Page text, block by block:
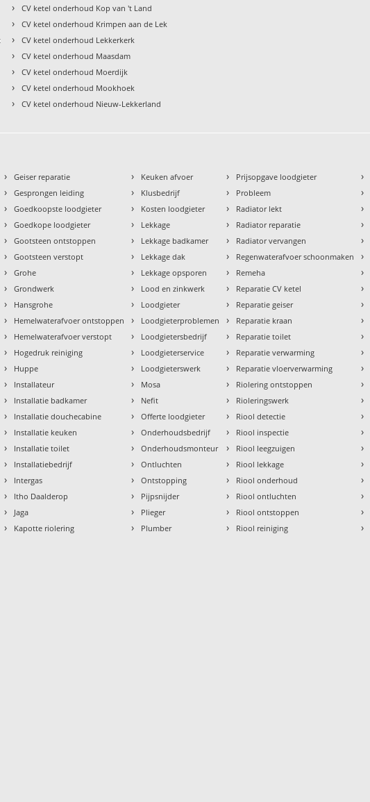
› CV ketel onderhoud Kop van 't Land
› CV ketel onderhoud Krimpen aan de Lek
› CV ketel onderhoud Lekkerkerk
› CV ketel onderhoud Maasdam
› CV ketel onderhoud Moerdijk
› CV ketel onderhoud Mookhoek
› CV ketel onderhoud Nieuw-Lekkerland
› Geiser reparatie
› Gesprongen leiding
› Goedkoopste loodgieter
› Goedkope loodgieter
› Gootsteen ontstoppen
› Gootsteen verstopt
› Grohe
› Grondwerk
› Hansgrohe
› Hemelwaterafvoer ontstoppen
› Hemelwaterafvoer verstopt
› Hogedruk reiniging
› Huppe
› Installateur
› Installatie badkamer
› Installatie douchecabine
› Installatie keuken
› Installatie toilet
› Installatiebedrijf
› Intergas
› Itho Daalderop
› Jaga
› Kapotte riolering
› Keuken afvoer
› Klusbedrijf
› Kosten loodgieter
› Lekkage
› Lekkage badkamer
› Lekkage dak
› Lekkage opsporen
› Lood en zinkwerk
› Loodgieter
› Loodgieterproblemen
› Loodgietersbedrijf
› Loodgieterservice
› Loodgieterswerk
› Mosa
› Nefit
› Offerte loodgieter
› Onderhoudsbedrijf
› Onderhoudsmonteur
› Ontluchten
› Ontstopping
› Pijpsnijder
› Plieger
› Plumber
› Prijsopgave loodgieter
› Probleem
› Radiator lekt
› Radiator reparatie
› Radiator vervangen
› Regenwaterafvoer schoonmaken
› Remeha
› Reparatie CV ketel
› Reparatie geiser
› Reparatie kraan
› Reparatie toilet
› Reparatie verwarming
› Reparatie vloerverwarming
› Riolering ontstoppen
› Rioleringswerk
› Riool detectie
› Riool inspectie
› Riool leegzuigen
› Riool lekkage
› Riool onderhoud
› Riool ontluchten
› Riool ontstoppen
› Riool reiniging
›
›
›
›
›
›
›
›
›
›
›
›
›
›
›
›
›
›
›
›
›
›
›